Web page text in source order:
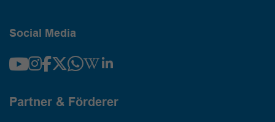
Social Media
Partner & Förderer